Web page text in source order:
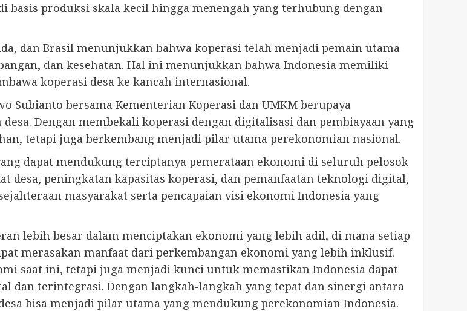
produksi skala kecil hingga menengah yang terhubung dengan
dan Brasil menunjukkan bahwa koperasi telah menjadi pemain utama
dan kesehatan. Hal ini menunjukkan bahwa Indonesia memiliki
koperasi desa ke kancah internasional.
Subianto bersama Kementerian Koperasi dan UMKM berupaya
Dengan membekali koperasi dengan digitalisasi dan pembiayaan yang
tetapi juga berkembang menjadi pilar utama perekonomian nasional.
dapat mendukung terciptanya pemerataan ekonomi di seluruh pelosok
desa, peningkatan kapasitas koperasi, dan pemanfaatan teknologi digital,
masyarakat serta pencapaian visi ekonomi Indonesia yang
lebih besar dalam menciptakan ekonomi yang lebih adil, di mana setiap
merasakan manfaat dari perkembangan ekonomi yang lebih inklusif.
saat ini, tetapi juga menjadi kunci untuk memastikan Indonesia dapat
dan terintegrasi. Dengan langkah-langkah yang tepat dan sinergi antara
bisa menjadi pilar utama yang mendukung perekonomian Indonesia.